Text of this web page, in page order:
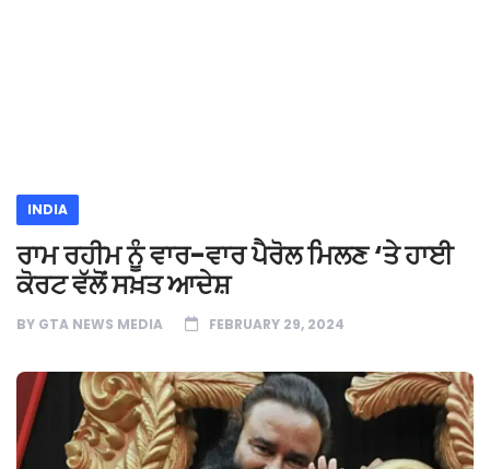
INDIA
ਰਾਮ ਰਹੀਮ ਨੂੰ ਵਾਰ-ਵਾਰ ਪੈਰੋਲ ਮਿਲਣ ‘ਤੇ ਹਾਈ
ਕੋਰਟ ਵੱਲੋਂ ਸਖ਼ਤ ਆਦੇਸ਼
BY GTA NEWS MEDIA FEBRUARY 29, 2024